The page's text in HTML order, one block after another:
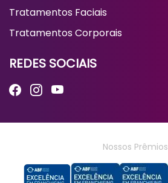
Tratamentos Faciais
Tratamentos Corporais
REDES SOCIAIS
Nossos Prêmios